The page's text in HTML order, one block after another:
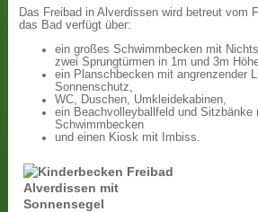
Das Freibad in Alverdissen wird betreut vom
das Bad verfügt über:
ein großes Schwimmbecken mit
zwei Sprungtürmen in 1m und 3m
ein Planschbecken mit angrenzender
Sonnenschutz,
WC, Duschen, Umkleidekabinen,
ein Beachvolleyballfeld und Sitzbänke
Schwimmbecken
und einen Kiosk mit Imbiss.